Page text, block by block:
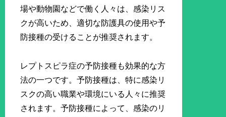
場や動物園などで働く人々は、感染リス
クが高いため、適切な防護具の使用や予
防接種の受けることが推奨されます。
レプトスピラ症の予防接種も効果的な方
法の一つです。予防接種は、特に感染リ
スクの高い職業や環境にいる人々に推奨
されます。予防接種によって、感染のリ